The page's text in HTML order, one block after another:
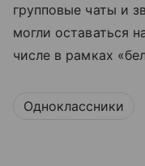
групповые чаты и
могли оставаться
числе в рамках
Одноклассники